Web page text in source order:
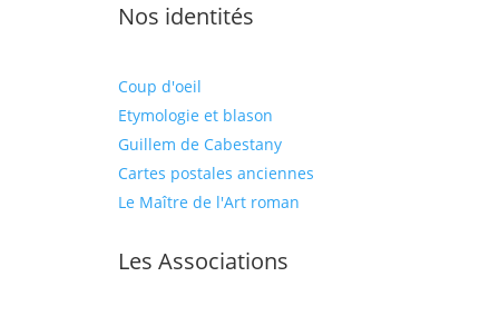
Nos identités
Coup d'oeil
Etymologie et blason
Guillem de Cabestany
Cartes postales anciennes
Le Maître de l'Art roman
Les Associations